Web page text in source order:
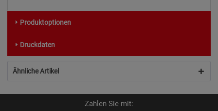
Produktoptionen
Druckdaten
Ähnliche Artikel
Zahlen Sie mit: